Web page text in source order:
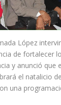
López
de fortalecer
y anunció que
el natalicio
una